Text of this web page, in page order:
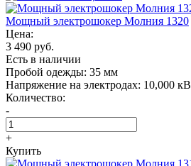
Мощный электрошокер Молния 1320
Цена:
3 490 руб.
Есть в наличии
Пробой одежды: 35 мм
Напряжение на электродах: 10,000 кВ
Количество:
-
+
Купить